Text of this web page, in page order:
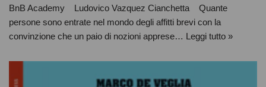
BnB Academy Ludovico Vazquez Cianchetta Quante
persone sono entrate nel mondo degli affitti brevi con la
convinzione che un paio di nozioni apprese… Leggi tutto »